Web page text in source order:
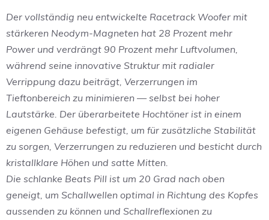
Der vollständig neu entwickelte Racetrack Woofer mit
stärkeren Neodym-Magneten hat 28 Prozent mehr
Power und verdrängt 90 Prozent mehr Luftvolumen,
während seine innovative Struktur mit radialer
Verrippung dazu beiträgt, Verzerrungen im
Tieftonbereich zu minimieren — selbst bei hoher
Lautstärke. Der überarbeitete Hochtöner ist in einem
eigenen Gehäuse befestigt, um für zusätzliche Stabilität
zu sorgen, Verzerrungen zu reduzieren und besticht durch
kristallklare Höhen und satte Mitten.
Die schlanke Beats Pill ist um 20 Grad nach oben
geneigt, um Schallwellen optimal in Richtung des Kopfes
aussenden zu können und Schallreflexionen zu